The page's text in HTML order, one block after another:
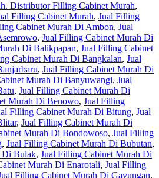
Distributor Filling Cabinet Murah,
Filling Cabinet Murah, Jual Filling
Cabinet Murah Di Ambon, Jual
, Jual Filling Cabinet Murah Di
Di Balikpapan, Jual Filling Cabinet
Cabinet Murah Di Bangkalan, Jual
, Jual Filling Cabinet Murah Di
Murah Di Banyuwangi, Jual
, Jual Filling Cabinet Murah Di
Murah Di Benowo, Jual Filling
Filling Cabinet Murah Di Bitung, Jual
, Jual Filling Cabinet Murah Di
Murah Di Bondowoso, Jual Filling
, Jual Filling Cabinet Murah Di Bubutan,
Di Bulak, Jual Filling Cabinet Murah Di
Murah Di Enarotali, Jual Filling
Filling Cabinet Murah Di Gayungan,